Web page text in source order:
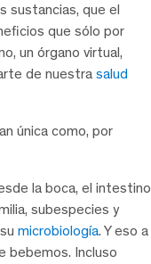
sustancias, que el
que sólo por
un órgano virtual,
de nuestra salud
única como, por
la boca, el intestino
subespecies y
microbiología. Y eso a
bebemos. Incluso